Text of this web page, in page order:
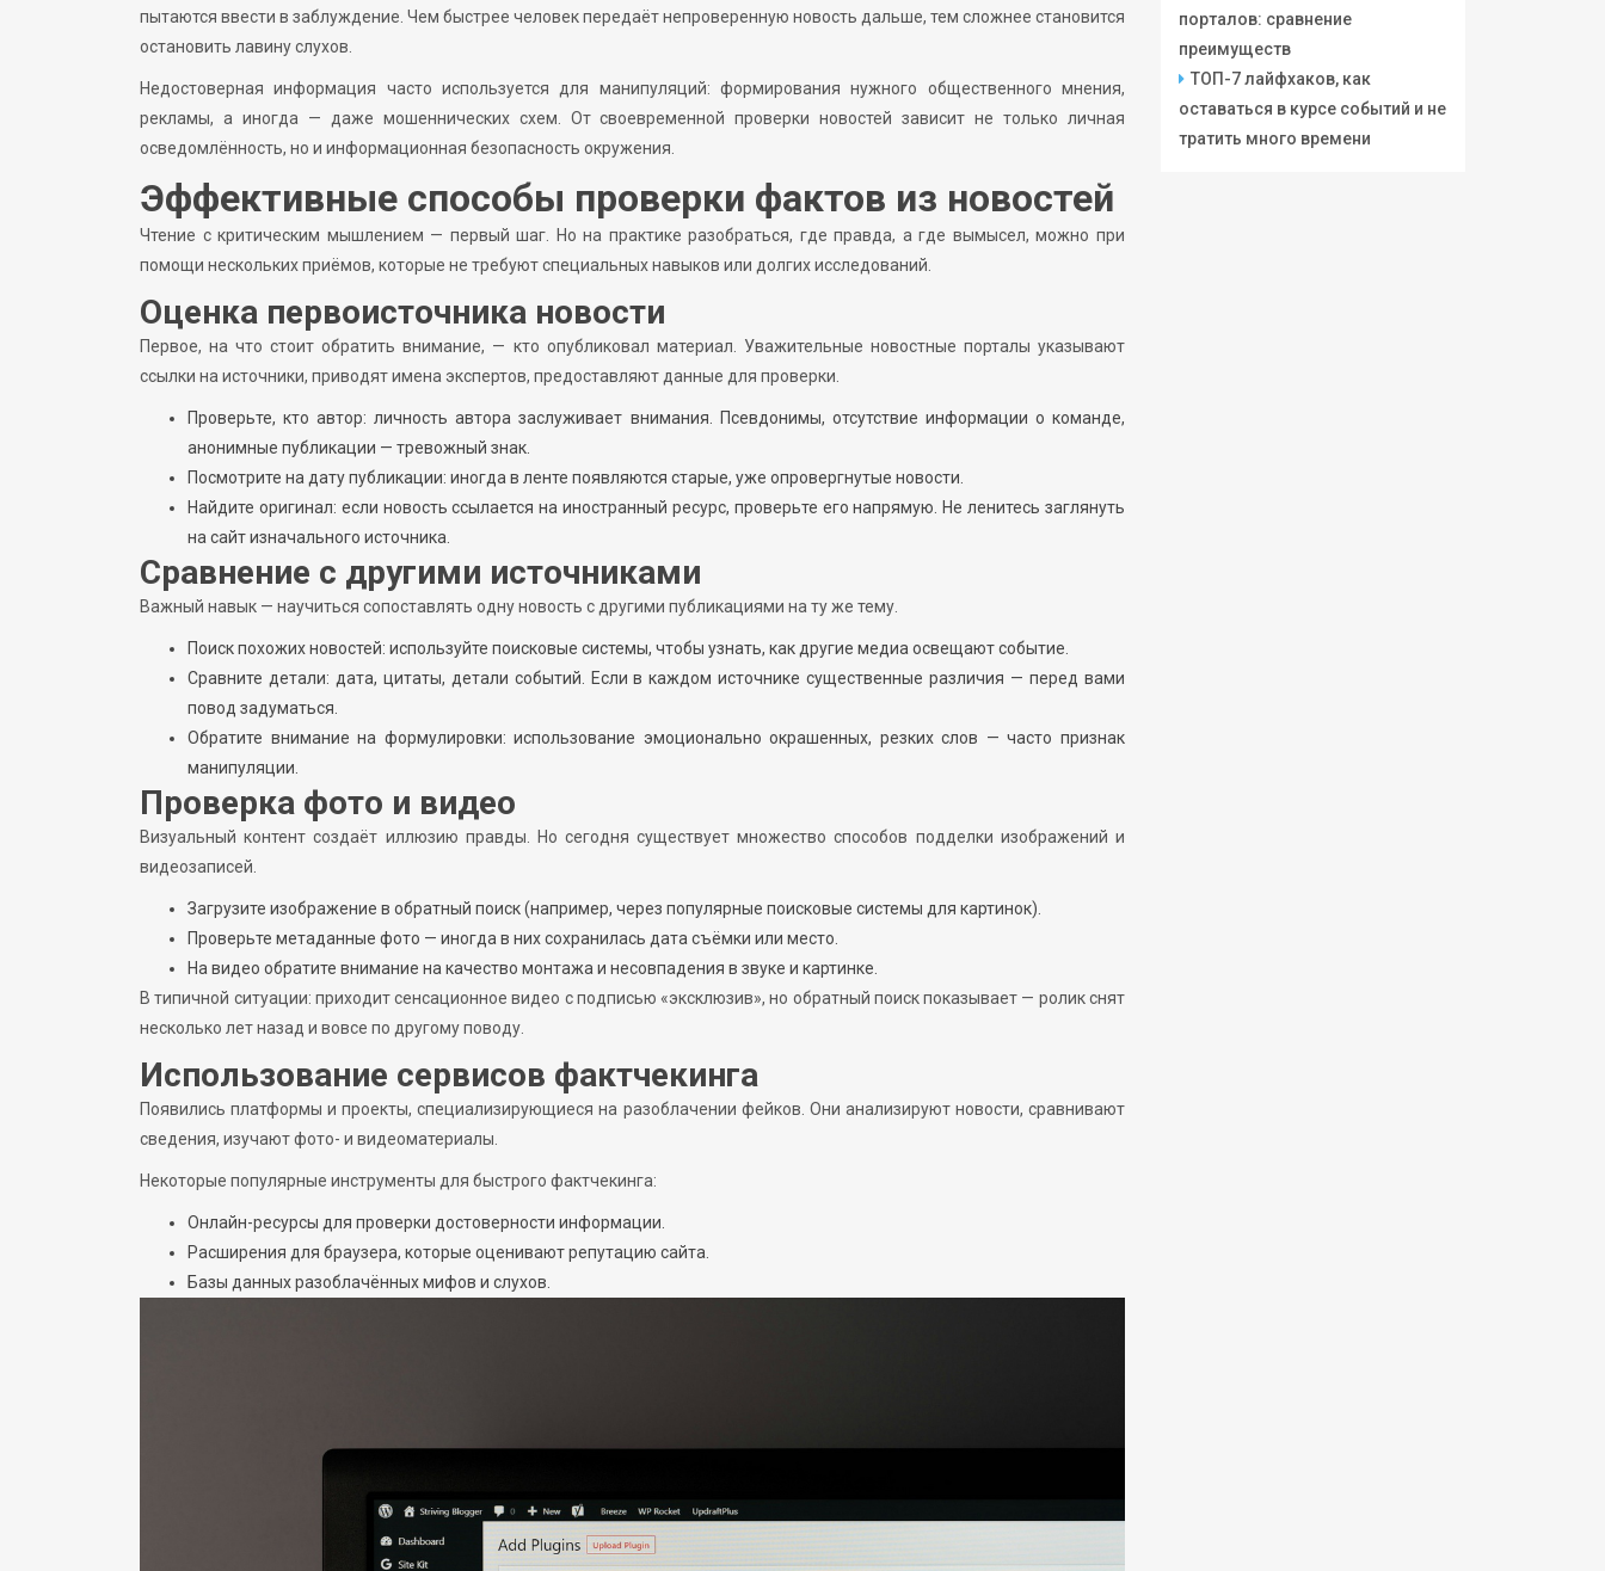
пытаются ввести в заблуждение. Чем быстрее человек передаёт непроверенную новость дальше, тем сложнее становится
остановить лавину слухов.
Недостоверная информация часто используется для манипуляций: формирования нужного общественного мнения,
рекламы, а иногда — даже мошеннических схем. От своевременной проверки новостей зависит не только личная
осведомлённость, но и информационная безопасность окружения.
Эффективные способы проверки фактов из новостей
Чтение с критическим мышлением — первый шаг. Но на практике разобраться, где правда, а где вымысел, можно при
помощи нескольких приёмов, которые не требуют специальных навыков или долгих исследований.
Оценка первоисточника новости
Первое, на что стоит обратить внимание, — кто опубликовал материал. Уважительные новостные порталы указывают
ссылки на источники, приводят имена экспертов, предоставляют данные для проверки.
Проверьте, кто автор: личность автора заслуживает внимания. Псевдонимы, отсутствие информации о команде,
анонимные публикации — тревожный знак.
Посмотрите на дату публикации: иногда в ленте появляются старые, уже опровергнутые новости.
Найдите оригинал: если новость ссылается на иностранный ресурс, проверьте его напрямую. Не ленитесь заглянуть
на сайт изначального источника.
Сравнение с другими источниками
Важный навык — научиться сопоставлять одну новость с другими публикациями на ту же тему.
Поиск похожих новостей: используйте поисковые системы, чтобы узнать, как другие медиа освещают событие.
Сравните детали: дата, цитаты, детали событий. Если в каждом источнике существенные различия — перед вами
повод задуматься.
Обратите внимание на формулировки: использование эмоционально окрашенных, резких слов — часто признак
манипуляции.
Проверка фото и видео
Визуальный контент создаёт иллюзию правды. Но сегодня существует множество способов подделки изображений и
видеозаписей.
Загрузите изображение в обратный поиск (например, через популярные поисковые системы для картинок).
Проверьте метаданные фото — иногда в них сохранилась дата съёмки или место.
На видео обратите внимание на качество монтажа и несовпадения в звуке и картинке.
В типичной ситуации: приходит сенсационное видео с подписью «эксклюзив», но обратный поиск показывает — ролик снят
несколько лет назад и вовсе по другому поводу.
Использование сервисов фактчекинга
Появились платформы и проекты, специализирующиеся на разоблачении фейков. Они анализируют новости, сравнивают
сведения, изучают фото- и видеоматериалы.
Некоторые популярные инструменты для быстрого фактчекинга:
Онлайн-ресурсы для проверки достоверности информации.
Расширения для браузера, которые оценивают репутацию сайта.
Базы данных разоблачённых мифов и слухов.
порталов: сравнение
преимуществ
ТОП-7 лайфхаков, как
оставаться в курсе событий и не
тратить много времени